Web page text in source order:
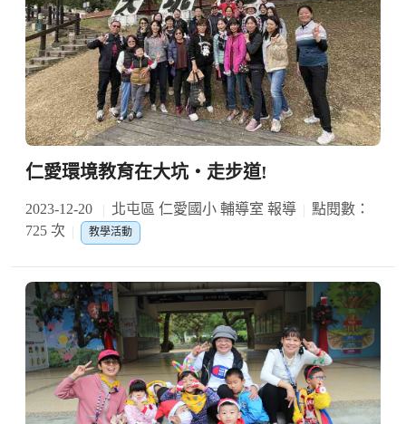
仁愛環境教育在大坑‧走步道!
2023-12-20 北屯區 仁愛國小 輔導室 報導
點閱數：
725 次
教學活動